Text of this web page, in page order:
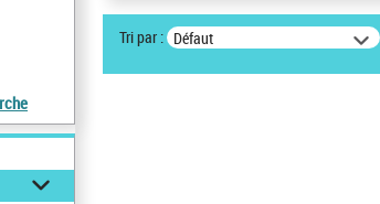
Tri par : Défaut